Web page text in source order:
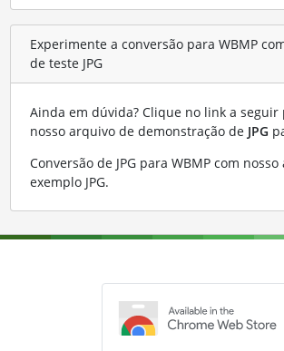
Experimente a conversão para WBMP
de teste JPG
Ainda em dúvida? Clique no link a seguir
nosso arquivo de demonstração de JPG
Conversão de JPG para WBMP com
exemplo JPG.